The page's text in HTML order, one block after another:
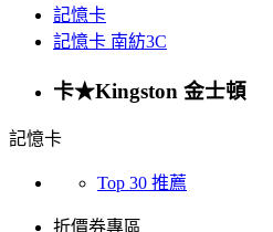
記憶卡
記憶卡 南紡3C
卡★Kingston 金士頓
記憶卡
Top 30 推薦
折價券專區